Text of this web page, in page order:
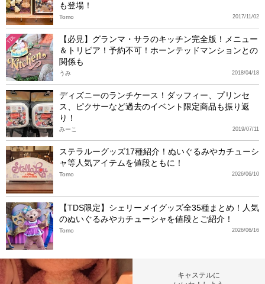
も登場！
2017/11/02
Tomo
TDL
【必見】グランマ・サラのキッチン完全版！メニュー
＆トリビア！予約不可！ホーンテッドマンションとの
関係も
2018/04/18
うみ
ディズニーのランチケース！ダッフィー、プリンセ
ス、ピクサーなど過去のイベント限定商品も振り返
り！
2019/07/11
みーこ
ステラルーグッズ17種紹介！ぬいぐるみやカチューシ
ャ等人気アイテムを値段ともに！
2026/06/10
Tomo
【TDS限定】シェリーメイグッズ全35種まとめ！人気
のぬいぐるみやカチューシャを値段とご紹介！
2026/06/16
Tomo
キャステルに